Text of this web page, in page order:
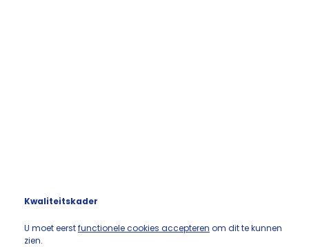
Kwaliteitskader
U moet eerstfunctionele cookies accepteren om dit te kunnen
zien.